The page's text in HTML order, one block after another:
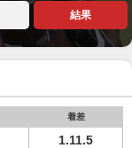
結果
着差
1.11.5